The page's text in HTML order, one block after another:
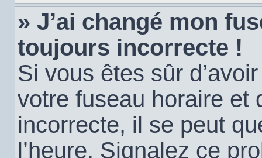
» J’ai changé mon
toujours incorrecte !
Si vous êtes sûr
votre fuseau horaire et
incorrecte, il se peut
l’heure. Signalez ce